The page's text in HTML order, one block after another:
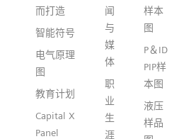
而打造
智能符号
电气原理
图
教育计划
Capital X
Panel
闻
与
媒
体
职
业
生
涯
样本
图
P＆ID
PIP样
本图
液压
样品